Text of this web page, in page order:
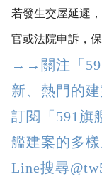
若發生交屋延遲
官或法院申訴，保
→→關注「
新、熱門的建
訂閱「591旗
艦建案的多樣
Line搜尋